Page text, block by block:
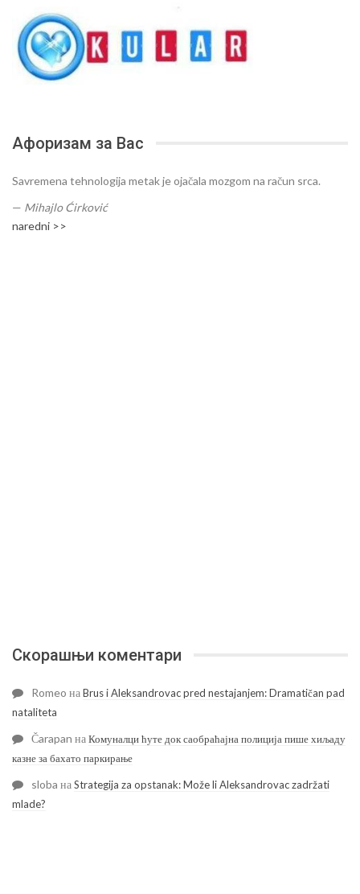
Афоризам за Вас
Savremena tehnologija metak je ojačala mozgom na račun srca.
— Mihajlo Ćirković
naredni >>
Скорашњи коментари
Romeo наBrus i Aleksandrovac pred nestajanjem: Dramatičan pad
nataliteta
Čarapan наКомуналци ћуте док саобраћајна полиција пише хиљаду
казне за бахато паркирање
sloba наStrategija za opstanak: Može li Aleksandrovac zadržati
mlade?